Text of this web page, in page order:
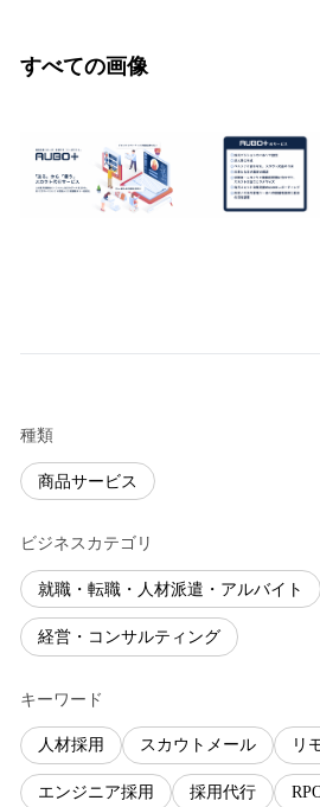
すべての画像
種類
商品サービス
ビジネスカテゴリ
就職・転職・人材派遣・アルバイト
経営・コンサルティング
キーワード
人材採用 スカウトメール リ
エンジニア採用 採用代行